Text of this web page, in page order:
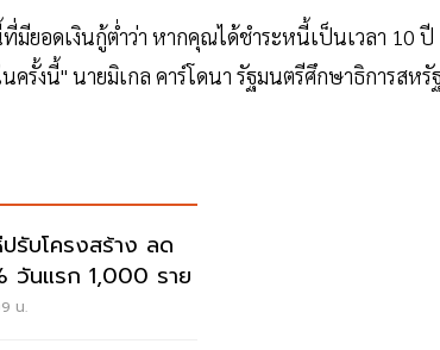
มียอดเงินกู้ต่ำว่า หากคุณได้ชำระหนี้เป็นเวลา 10 ปี
รั้งนี้" นายมิเกล คาร์โดนา รัฐมนตรีศึกษาธิการสหรั
รับโครงสร้าง ลด
วันแรก 1,000 ราย
น.